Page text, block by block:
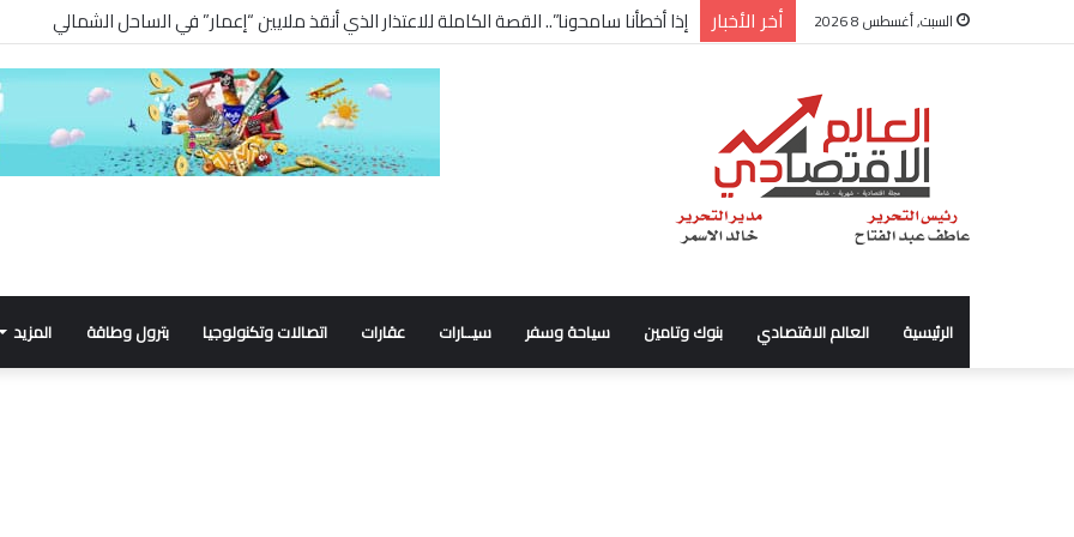
السبت, أغسطس 8 2026 أخر الأخبار شركة “Scope Developments” تعلن تولي أحمد كمال عيسى منصب الرئيس التنفيذي للقطاع التجاري
الرئيسية العالم الاقتصادي بنوك وتامين سياحة وسفر سيــارات عقارات اتصالات وتكنولوجيا بترول وطاقة المزيد